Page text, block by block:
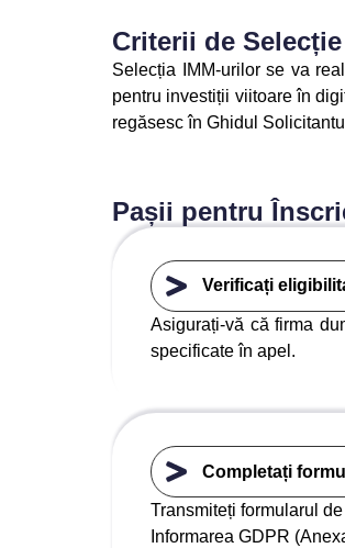
Criterii de Selecție
Selecția IMM-urilor se va
pentru investiții viitoare în
regăsesc în Ghidul
Pașii pentru
Verificați
Asigurați-vă că firma
specificate în apel.
Completați
Transmiteți formularul
Informarea GDPR